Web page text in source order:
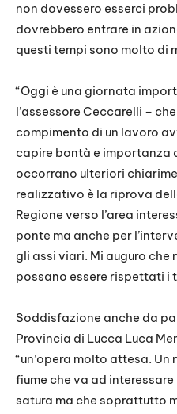
non dovessero esserci
dovrebbero entrare in
questi tempi sono molto di
“Oggi è una giornata
l’assessore Ceccarelli –
compimento di un lavoro
capire bontà e importanza
occorrano ulteriori
realizzativo è la riprova
Regione verso l’area
ponte ma anche per
gli assi viari. Mi auguro che
possano essere rispettati i
Soddisfazione anche da
Provincia di Lucca Luca
“un’opera molto attesa.
fiume che va ad
satura ma che soprattutto